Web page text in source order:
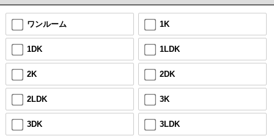
ワンルーム 1K
1DK 1LDK
2K 2DK
2LDK 3K
3DK 3LDK